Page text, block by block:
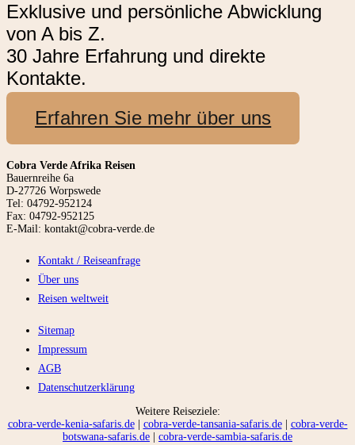
Exklusive und persönliche Abwicklung
von A bis Z.
30 Jahre Erfahrung und direkte
Kontakte.
Erfahren Sie mehr über uns
Cobra Verde Afrika Reisen
Bauernreihe 6a
D-27726 Worpswede
Tel: 04792-952124
Fax: 04792-952125
E-Mail: kontakt@cobra-verde.de
Kontakt / Reiseanfrage
Über uns
Reisen weltweit
Sitemap
Impressum
AGB
Datenschutzerklärung
Weitere Reiseziele:
cobra-verde-kenia-safaris.de| cobra-verde-tansania-safaris.de| cobra-verde-
botswana-safaris.de
cobra-verde-sambia-safaris.de